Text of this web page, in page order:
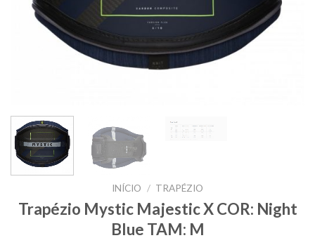
INÍCIO / TRAPÉZIO
Trapézio Mystic Majestic X COR: Night
Blue TAM: M